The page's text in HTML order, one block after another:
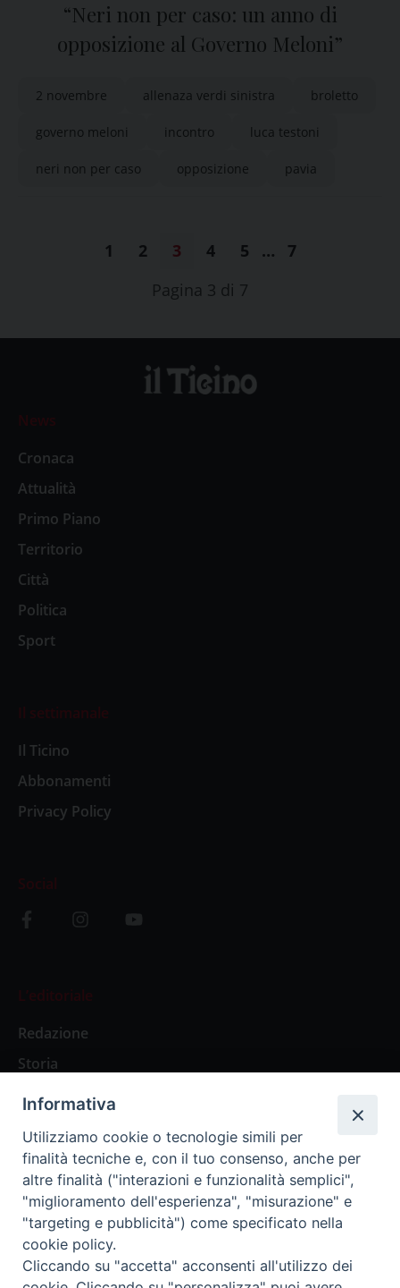
“Neri non per caso: un anno di
opposizione al Governo Meloni”
2 novembre allenaza verdi sinistra broletto
governo meloni incontro luca testoni
neri non per caso opposizione pavia
1 2 3 4 5 …
7
Pagina 3 di 7
News
Cronaca
Attualità
Primo Piano
Territorio
Città
Politica
Sport
Il settimanale
Il Ticino
Abbonamenti
Privacy Policy
Social
L’editoriale
Redazione
Storia
Abbonamenti
Abbonamento Annuale Digitale
Abbonamento Annuale Cartaceo
Abbonamento Singola Copia Digitale
Informativa
Utilizziamo cookie o tecnologie simili per
finalità tecniche e, con il tuo consenso, anche per
altre finalità ("interazioni e funzionalità semplici",
"miglioramento dell'esperienza", "misurazione" e
"targeting e pubblicità") come specificato nella
cookie policy.
Cliccando su "accetta" acconsenti all'utilizzo dei